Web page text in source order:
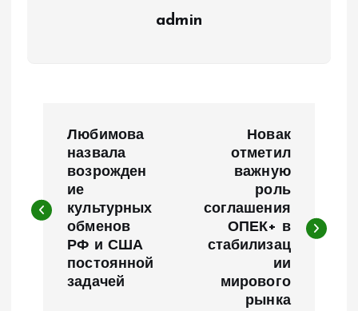
admin
в
Любимова
назвала
возрожден
ие
культурных
обменов
РФ и США
постоянной
задачей
Новак
отметил
важную
роль
соглашения
ОПЕК+ в
стабилизац
ии
мирового
рынка